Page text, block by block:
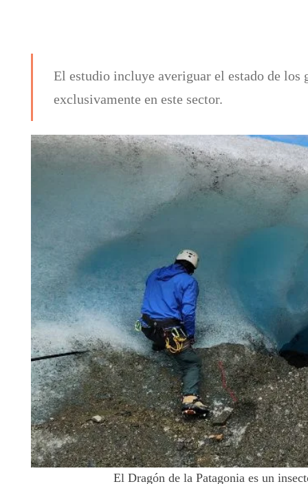
El estudio incluye averiguar el estado de los
exclusivamente en este sector.
El Dragón de la Patagonia es un